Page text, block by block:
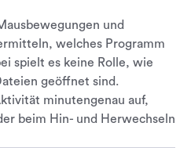
und
welches Programm
spielt es keine Rolle, wie
geöffnet sind.
minutengenau auf,
beim Hin- und Herwechseln